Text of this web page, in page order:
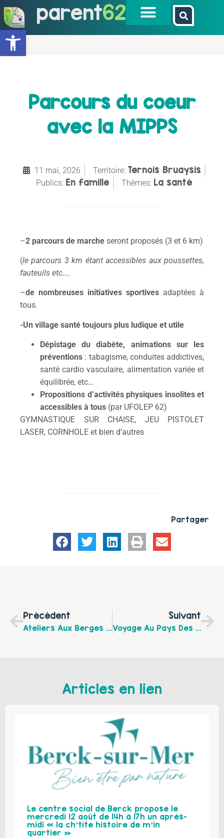
Ouvrir la barre d’outils
parent62
Parcours du coeur
avec la MIPPS
11 mai, 2026 Territoire: Ternois Bruaysis
Publics: En famille Thèmes: La santé
–2 parcours de marche seront proposés (3 et 6 km)
(le parcours 3 km étant accessibles aux poussettes,
fauteuils etc….
–de nombreuses initiatives sportives adaptées à
tous.
-Un village santé toujours plus ludique et utile
Dépistage du diabète, animations sur les
préventions : tabagisme, conduites addictives,
santé cardio vasculaire, alimentation variée et
équilibrée, etc…
Propositions d’activités physiques insolites et
accessibles à tous (par UFOLEP 62)
GYMNASTIQUE SUR CHAISE, JEU PISTOLET
LASER, CORNHOLE et bien d’autres
Partager
Précédent
Ateliers Aux Berges Du 34 St Pol Sur Ternoise
Suivant
Voyage Au Pays Des Contes – 27 Mai – 9h30 – Pernes
Articles en lien
Le centre social de Berck propose le
mercredi 12 août de 14h à 17h un après-
midi « la ch’tite histoire de m’in
quartier »